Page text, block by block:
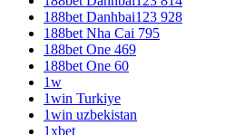
188bet Danhbai123 928
188bet Nha Cai 795
188bet One 469
188bet One 60
1w
1win Turkiye
1win uzbekistan
1xbet